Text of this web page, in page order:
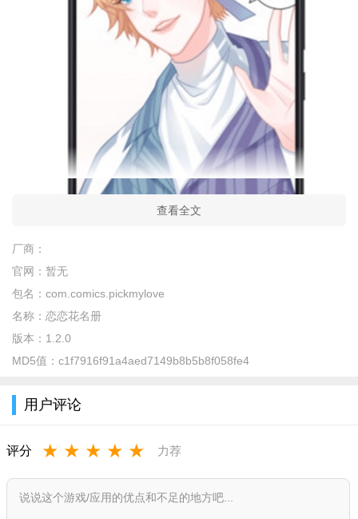
你是喜欢看漫画的妹妹吗?因为《恋恋花名册》更适合女孩子
是以阅读漫画的方式展示出来的，用户在阅读小说的同时，又有
极大的代入感，软件画面非常精致细腻，最主要的是漫画中的角
色还可以与用户互动，感兴趣的小伙伴快来下载成为故事中的主
查看全文
厂商：
官网： 暂无
包名： com.comics.pickmylove
名称： 恋恋花名册
版本： 1.2.0
MD5值： c1f7916f91a4aed7149b8b5b8f058fe4
用户评论
评分 ★ ★ ★ ★ ★ 力荐